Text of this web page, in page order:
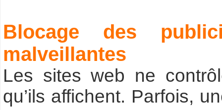
Blocage des
malveillantes
Les sites web ne
qu’ils affichent. Parfois,